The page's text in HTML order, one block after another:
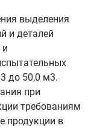
выделения
и деталей
до 50,0 м3.
при
требованиям
продукции в